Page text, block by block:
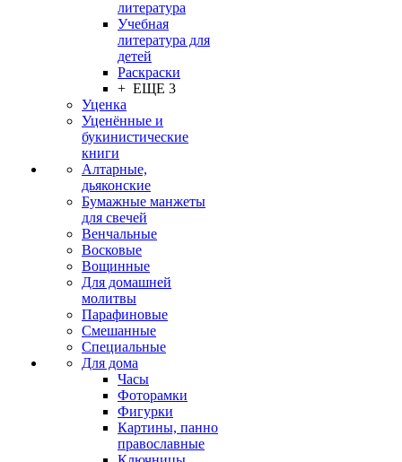
литература
Учебная
литература для
детей
Раскраски
+ ЕЩЕ 3
Уценка
Уценённые и
букинистические
книги
Алтарные,
дьяконские
Бумажные манжеты
для свечей
Венчальные
Восковые
Вощинные
Для домашней
молитвы
Парафиновые
Смешанные
Специальные
Для дома
Часы
Фоторамки
Фигурки
Картины, панно
православные